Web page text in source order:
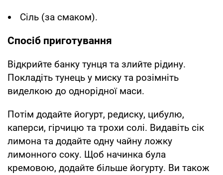
Сіль (за смаком).
Спосіб приготування
Відкрийте банку тунця та злийте рідину.
Покладіть тунець у миску та розімніть
виделкою до однорідної маси.
Потім додайте йогурт, редиску, цибулю,
каперси, гірчицю та трохи солі. Видавіть сік
лимона та додайте одну чайну ложку
лимонного соку. Щоб начинка була
кремовою, додайте більше йогурту. Ви також